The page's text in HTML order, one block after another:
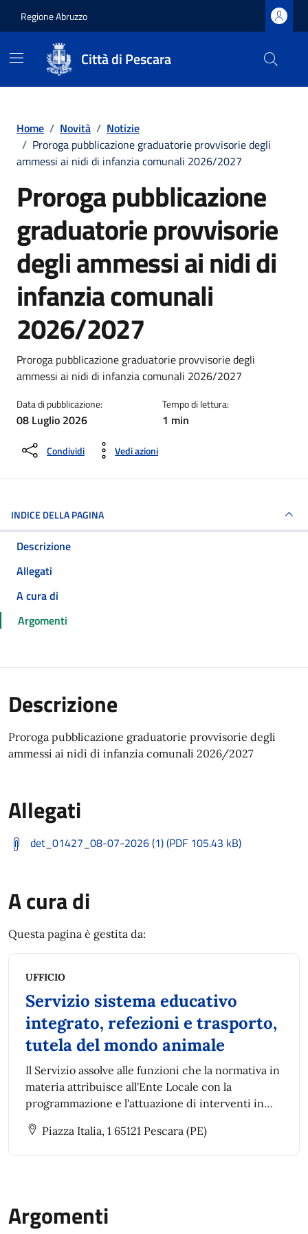
Regione Abruzzo
Città di Pescara
Home / Novità / Notizie
/ Proroga pubblicazione graduatorie provvisorie degli
ammessi ai nidi di infanzia comunali 2026/2027
Proroga pubblicazione
graduatorie provvisorie
degli ammessi ai nidi di
infanzia comunali
2026/2027
Dettagli della notizia
Proroga pubblicazione graduatorie provvisorie degli
ammessi ai nidi di infanzia comunali 2026/2027
Data di pubblicazione:
08 Luglio 2026
Tempo di lettura:
1 min
Condividi Vedi azioni
INDICE DELLA PAGINA
Descrizione
Allegati
A cura di
Argomenti
Descrizione
Proroga pubblicazione graduatorie provvisorie degli
ammessi ai nidi di infanzia comunali 2026/2027
Allegati
det_01427_08-07-2026 (1) (PDF 105.43 kB)
A cura di
Questa pagina è gestita da:
UFFICIO
Servizio sistema educativo
integrato, refezioni e trasporto,
tutela del mondo animale
Il Servizio assolve alle funzioni che la normativa in
materia attribuisce all'Ente Locale con la
programmazione e l'attuazione di interventi in
sostegno del diritto allo studio
Piazza Italia, 1 65121 Pescara (PE)
Argomenti